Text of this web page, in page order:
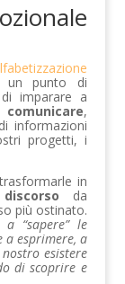
un punto di
imparare a
comunicare,
informazioni
progetti, i
in
discorso da
più ostinato.
“sapere” le
a esprimere, a
esistere
di scoprire e